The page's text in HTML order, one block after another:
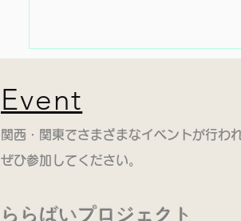
8月開催情報
​Event
関西・関東でさまざまなイベントが行わ
​ぜひ参加してください。
ららばいプロジェクト